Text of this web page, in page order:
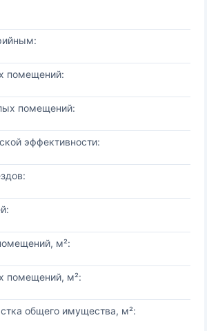
помещений:
помещений:
эффективности:
м²:
помещений, м²:
общего имущества, м²: